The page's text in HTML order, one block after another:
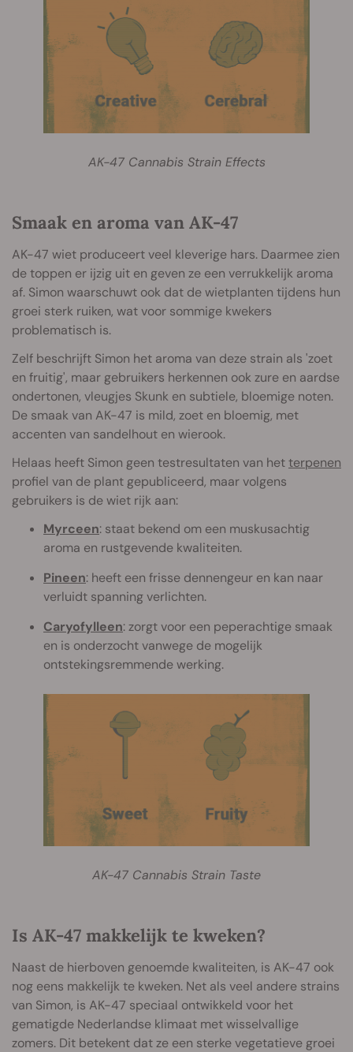
AK-47 Cannabis Strain Effects
Smaak en aroma van AK-47
AK-47 wiet produceert veel kleverige hars. Daarmee zien
de toppen er ijzig uit en geven ze een verrukkelijk aroma
af. Simon waarschuwt ook dat de wietplanten tijdens hun
groei sterk ruiken, wat voor sommige kwekers
problematisch is.
Zelf beschrijft Simon het aroma van deze strain als 'zoet
en fruitig', maar gebruikers herkennen ook zure en aardse
ondertonen, vleugjes Skunk en subtiele, bloemige noten.
De smaak van AK-47 is mild, zoet en bloemig, met
accenten van sandelhout en wierook.
Helaas heeft Simon geen testresultaten van hetterpenen
profiel van de plant gepubliceerd, maar volgens
gebruikers is de wiet rijk aan:
Myrceen: staat bekend om een muskusachtig
aroma en rustgevende kwaliteiten.
Pineen: heeft een frisse dennengeur en kan naar
verluidt spanning verlichten.
Caryofylleen: zorgt voor een peperachtige smaak
en is onderzocht vanwege de mogelijk
ontstekingsremmende werking.
AK-47 Cannabis Strain Taste
Is AK-47 makkelijk te kweken?
Naast de hierboven genoemde kwaliteiten, is AK-47 ook
nog eens makkelijk te kweken. Net als veel andere strains
van Simon, is AK-47 speciaal ontwikkeld voor het
gematigde Nederlandse klimaat met wisselvallige
zomers. Dit betekent dat ze een sterke vegetatieve groei